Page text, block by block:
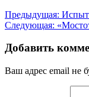
Навигация
по
записям
Предыдущая:
Следующая:
Добавить
Ваш адрес email не